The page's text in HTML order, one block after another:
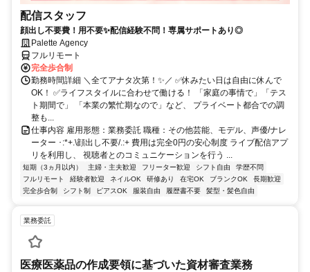
配信スタッフ
顔出し不要費！用不要✨配信経験不問！専属サポートあり◎
Palette Agency
フルリモート
完全歩合制
勤務時間詳細 ＼全てアナタ次第！✨／ ✅休みたい日は自由に休んで
OK！ ✅ライフスタイルに合わせて働ける！ 「家庭の事情で」「テス
ト期間で」 「本業の繁忙期なので」など、 プライベート都合での調
整も...
仕事内容 雇用形態：業務委託 職種：その他芸能、モデル、声優/ナレ
ーター ･:*+.\顔出し不要/.:+ 費用は完全0円の安心制度 ライブ配信アプ
リを利用し、 視聴者とのコミュニケーションを行う ...
短期（3ヵ月以内） 主婦・主夫歓迎 フリーター歓迎 シフト自由
学歴不問
フルリモート
経験者歓迎 ネイルOK 研修あり 在宅OK ブランクOK
長期歓迎
完全歩合制
シフト制 ピアスOK 服装自由 履歴書不要 髪型・髪色自由
業務委託
医療医薬品の作成要領に基づいた資材審査業務